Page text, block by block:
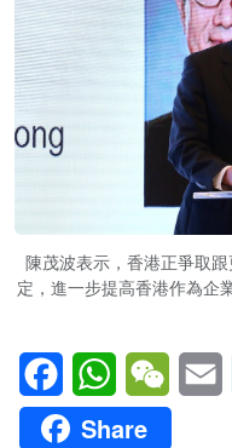
陳茂波表示，香港正爭取
定，進一步提高香港作為企
FacebookWhatsApp
Share